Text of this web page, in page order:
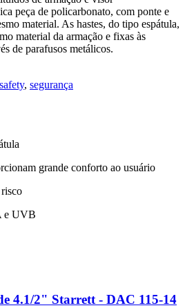
peça de policarbonato, com ponte e
material. As hastes, do tipo espátula,
material da armação e fixas às
de parafusos metálicos.
, segurança
grande conforto ao usuário
e UVB
4.1/2" Starrett - DAC 115-14